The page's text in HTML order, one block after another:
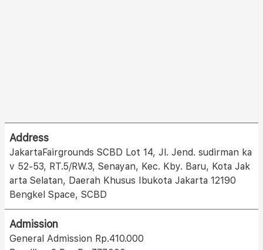
Address
JakartaFairgrounds SCBD Lot 14, Jl. Jend. sudirman ka
v 52-53, RT.5/RW.3, Senayan, Kec. Kby. Baru, Kota Jak
arta Selatan, Daerah Khusus Ibukota Jakarta 12190
Bengkel Space, SCBD
Admission
General Admission Rp.410.000